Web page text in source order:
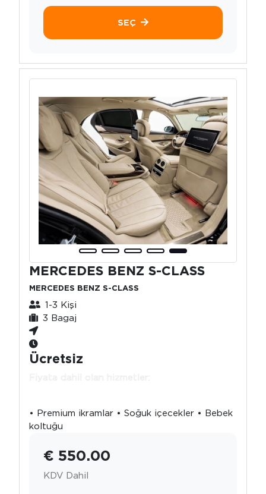
SEÇ
MERCEDES BENZ S-CLASS
MERCEDES BENZ S-CLASS
1-3 Kişi
3 Bagaj
Ücretsiz
Fiyata dahil olan hizmetler:
• Premium ikramlar • Soğuk içecekler • Bebek
koltuğu
€ 550.00
KDV Dahil